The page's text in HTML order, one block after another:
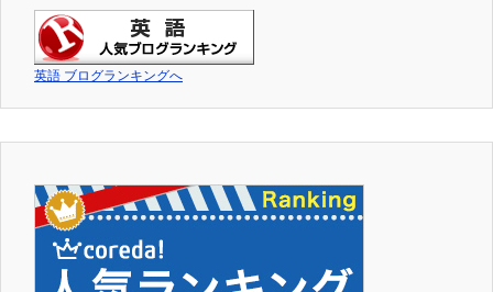
英語 ブログランキングへ